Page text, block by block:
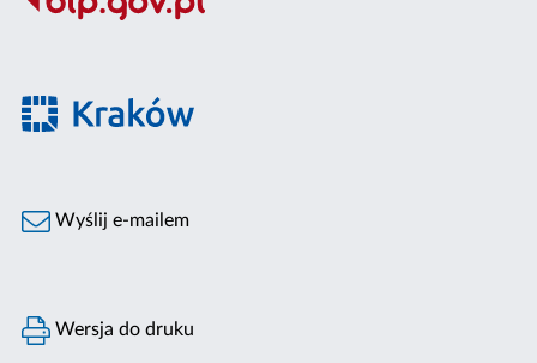
Wyślij e-mailem
Wersja do druku